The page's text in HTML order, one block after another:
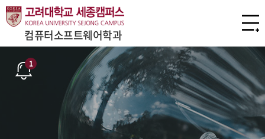
컴퓨터소프트웨어학과
1